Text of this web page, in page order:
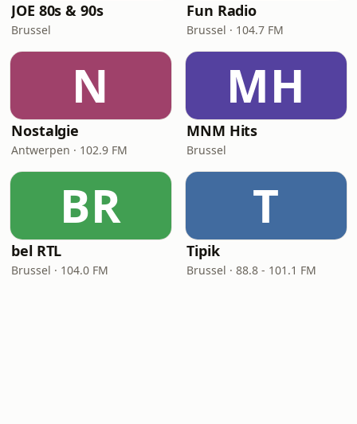
JOE 80s & 90s
Brussel
Fun Radio
Brussel · 104.7 FM
N
Nostalgie
Antwerpen · 102.9 FM
MH
MNM Hits
Brussel
BR
bel RTL
Brussel · 104.0 FM
T
Tipik
Brussel · 88.8 - 101.1 FM